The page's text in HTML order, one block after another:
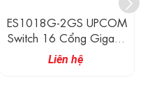
ES1018G-2GS UPCOM
Switch 16 Cổng Gigabit
Ethernet + 2 Cổng
Gigabit SFP
Liên hệ